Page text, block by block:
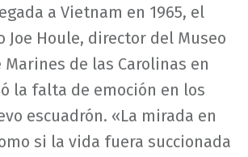
a Vietnam en 1965, el
Joe Houle, director del Museo
Marines de las Carolinas en
la falta de emoción en los
escuadrón. «La mirada en
si la vida fuera succionada